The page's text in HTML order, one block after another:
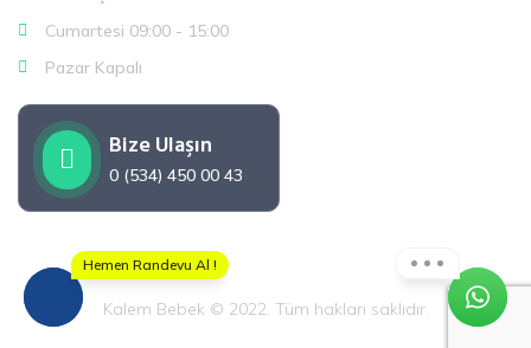
Cumartesi 09:00 - 15:00
Pazar Kapalı
Bize Ulaşın
0 (534) 450 00 43
Kalem Bebek © 2022. Tüm hakları saklıdır.
Hemen Randevu Al !